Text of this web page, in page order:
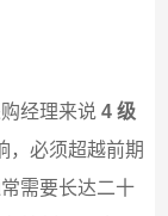
经理来说 4 级
，必须超越前期
需要长达二十